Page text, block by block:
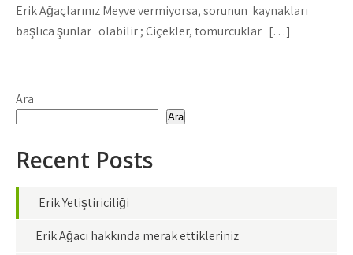
Erik Ağaçlarınız Meyve vermiyorsa, sorunun kaynakları
başlıca şunlar olabilir ; Çiçekler, tomurcuklar […]
Ara
Ara
Recent Posts
Erik Yetiştiriciliği
Erik Ağacı hakkında merak ettikleriniz